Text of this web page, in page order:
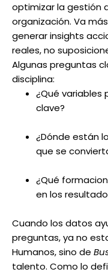
optimizar la gestión
organización. Va
generar insights
reales, no
Algunas preguntas
disciplina:
¿Qué variables
clave?
¿Dónde están
que se
¿Qué
en los
Cuando los datos
preguntas, ya no
Humanos, sino de
talento. Como lo